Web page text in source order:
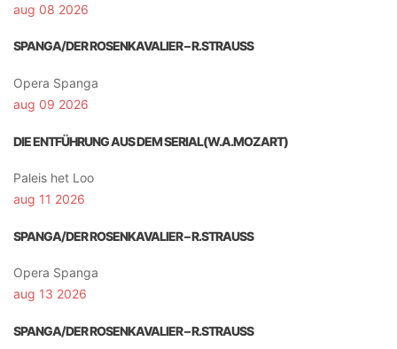
aug 08 2026
SPANGA/DER ROSENKAVALIER – R.STRAUSS
Opera Spanga
aug 09 2026
DIE ENTFÜHRUNG AUS DEM SERIAL(W.A.MOZART)
Paleis het Loo
aug 11 2026
SPANGA/DER ROSENKAVALIER – R.STRAUSS
Opera Spanga
aug 13 2026
SPANGA/DER ROSENKAVALIER – R.STRAUSS